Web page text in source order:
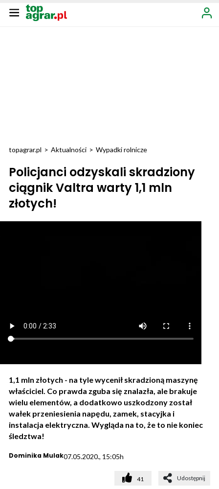
topagrar.pl > Aktualności > Wypadki rolnicze
Policjanci odzyskali skradziony
ciągnik Valtra warty 1,1 mln
złotych!
1,1 mln złotych - na tyle wycenił skradzioną maszynę
właściciel. Co prawda zguba się znalazła, ale brakuje
wielu elementów, a dodatkowo uszkodzony został
wałek przeniesienia napędu, zamek, stacyjka i
instalacja elektryczna. Wygląda na to, że to nie koniec
śledztwa!
Dominika Mulak07.05.2020., 15:05h
41 Udostępnij